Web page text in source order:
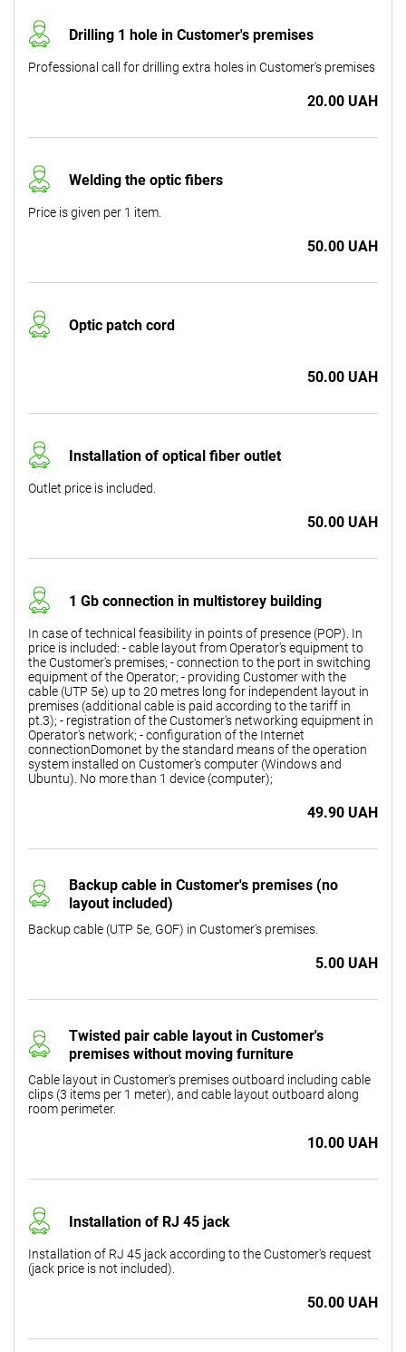
Drilling 1 hole in Customer's premises
Professional call for drilling extra holes in Customer's premises
20.00 UAH
Welding the optic fibers
Price is given per 1 item.
50.00 UAH
Optic patch cord
50.00 UAH
Installation of optical fiber outlet
Outlet price is included.
50.00 UAH
1 Gb connection in multistorey building
In case of technical feasibility in points of presence (POP). In
price is included: - cable layout from Operator's equipment to
the Customer's premises; - connection to the port in switching
equipment of the Operator; - providing Customer with the
cable (UTP 5e) up to 20 metres long for independent layout in
premises (additional cable is paid according to the tariff in
pt.3); - registration of the Customer's networking equipment in
Operator's network; - configuration of the Internet
connectionDomonet by the standard means of the operation
system installed on Customer's computer (Windows and
Ubuntu). No more than 1 device (computer);
49.90 UAH
Backup cable in Customer's premises (no
layout included)
Backup cable (UTP 5e, GOF) in Customer's premises.
5.00 UAH
Twisted pair cable layout in Customer's
premises without moving furniture
Cable layout in Customer's premises outboard including cable
clips (3 items per 1 meter), and cable layout outboard along
room perimeter.
10.00 UAH
Installation of RJ 45 jack
Installation of RJ 45 jack according to the Customer's request
(jack price is not included).
50.00 UAH